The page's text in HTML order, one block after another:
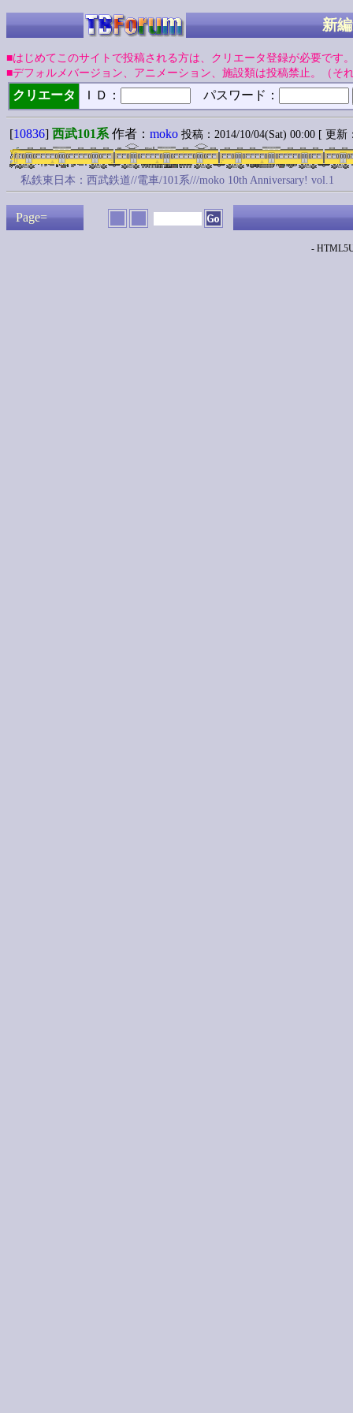
新
■はじめてこのサイトで投稿される方は、クリエータ登録が必要です
■デフォルメバージョン、アニメーション、施設類は投稿禁止。（そ
クリエータ ＩＤ： パスワード：
[10836] 西武101系 作者： moko 投稿：2014/10/04(Sat) 00:00 [ 更新
私鉄東日本：西武鉄道//電車/101系///moko 10th Anniversary! vol.1
Page=
-